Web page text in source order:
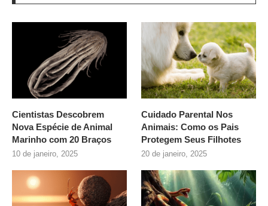
Cientistas Descobrem
Nova Espécie de Animal
Marinho com 20 Braços
10 de janeiro, 2025
Cuidado Parental Nos
Animais: Como os Pais
Protegem Seus Filhotes
20 de janeiro, 2025